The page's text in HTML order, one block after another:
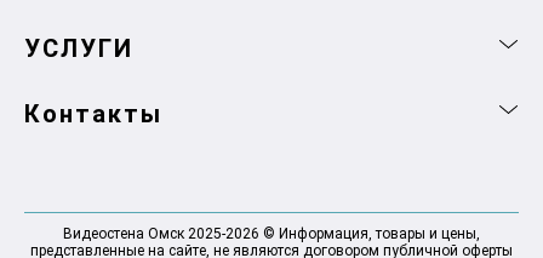
УСЛУГИ
Контакты
Видеостена Омск 2025-2026 © Информация, товары и цены,
представленные на сайте, не являются договором публичной оферты